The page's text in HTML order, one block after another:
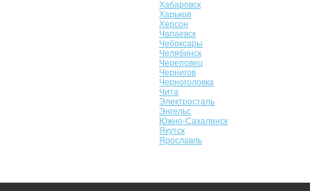
Хабаровск
Харьков
Херсон
Чапаевск
Чебоксары
Челябинск
Череповец
Чернигов
Черноголовка
Чита
Электросталь
Энгельс
Южно-Сахалинск
Якутск
Ярославль